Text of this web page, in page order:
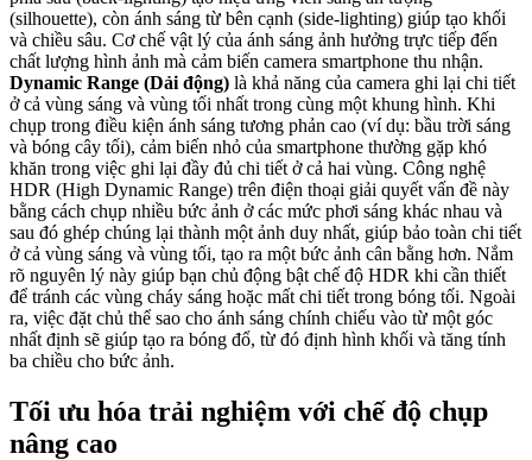
(silhouette), còn ánh sáng từ bên cạnh (side-lighting) giúp tạo khối
và chiều sâu. Cơ chế vật lý của ánh sáng ảnh hưởng trực tiếp đến
chất lượng hình ảnh mà cảm biến camera smartphone thu nhận.
Dynamic Range (Dải động) là khả năng của camera ghi lại chi tiết
ở cả vùng sáng và vùng tối nhất trong cùng một khung hình. Khi
chụp trong điều kiện ánh sáng tương phản cao (ví dụ: bầu trời sáng
và bóng cây tối), cảm biến nhỏ của smartphone thường gặp khó
khăn trong việc ghi lại đầy đủ chi tiết ở cả hai vùng. Công nghệ
HDR (High Dynamic Range) trên điện thoại giải quyết vấn đề này
bằng cách chụp nhiều bức ảnh ở các mức phơi sáng khác nhau và
sau đó ghép chúng lại thành một ảnh duy nhất, giúp bảo toàn chi tiết
ở cả vùng sáng và vùng tối, tạo ra một bức ảnh cân bằng hơn. Nắm
rõ nguyên lý này giúp bạn chủ động bật chế độ HDR khi cần thiết
để tránh các vùng cháy sáng hoặc mất chi tiết trong bóng tối. Ngoài
ra, việc đặt chủ thể sao cho ánh sáng chính chiếu vào từ một góc
nhất định sẽ giúp tạo ra bóng đổ, từ đó định hình khối và tăng tính
ba chiều cho bức ảnh.
Tối ưu hóa trải nghiệm với chế độ chụp
nâng cao